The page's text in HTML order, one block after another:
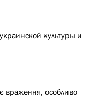
культуры и
враження, особливо